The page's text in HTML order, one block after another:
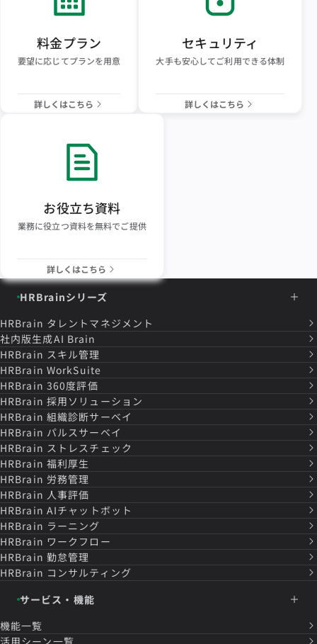
料金プラン
要望に応じてプランを用意
詳しくはこちら
セキュリティ
大手も安心してご利用できる体制
詳しくはこちら
お役立ち資料
業務に役立つ資料を無料でご提供
詳しくはこちら
HRBrainシリーズ
HRBrain タレントマネジメント
社内版生成AI Brain
HRBrain スキル管理
HRBrain WorkSuite
HRBrain 360度評価
HRBrain 採用ソリューション
HRBrain 組織診断サーベイ
HRBrain パルスサーベイ
HRBrain ストレスチェック
HRBrain 福利厚生
HRBrain 労務管理
HRBrain 人事評価
HRBrain AIチャットボット
HRBrain ラーニング
HRBrain ワークフロー
HRBrain 勤怠管理
HRBrain コンサルティング
サービス・機能
機能一覧
活用シーン一覧